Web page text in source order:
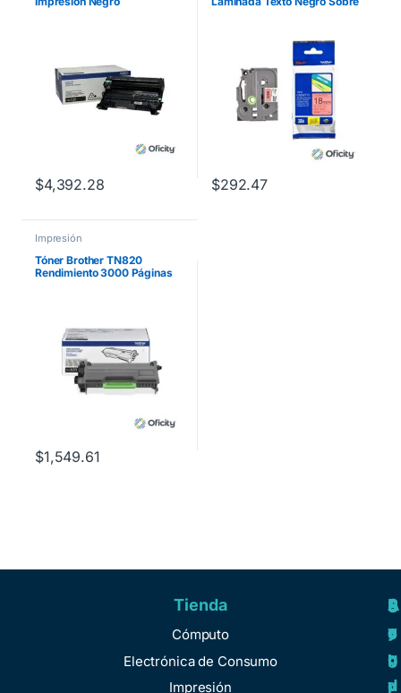
$4,392.28 $292.47
Impresión
Tóner Brother TN820
Rendimiento 3000 Páginas
$1,549.61
Tienda
Cómputo
Electrónica de Consumo
Impresión
A
y
u
d
S
o
b
r
R
e
g
u
S
e
r
v